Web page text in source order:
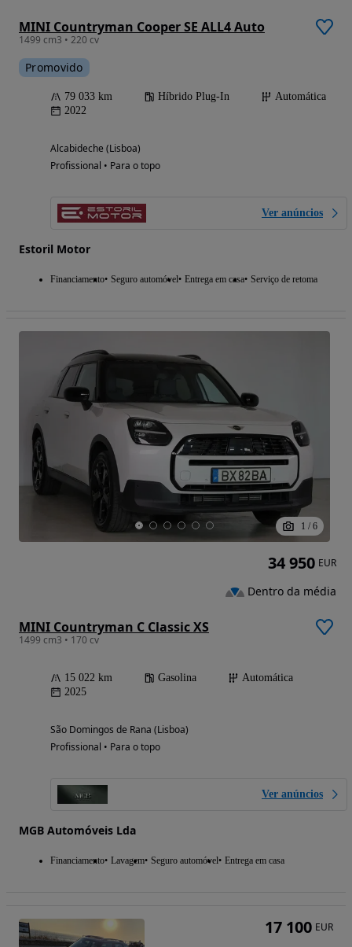
MINI Countryman Cooper SE ALL4 Auto
1499 cm3 • 220 cv
Promovido
79 033 km Híbrido Plug-In
Automática
2022
Alcabideche (Lisboa)
Profissional • Para o topo
Ver anúncios
Estoril Motor
Financiamento Seguro automóvel Entrega em casa Serviço de retoma
1 / 6
MINI Countryman C Classic XS
1499 cm3 • 170 cv
15 022 km Gasolina
Automática
2025
São Domingos de Rana (Lisboa)
Profissional • Para o topo
Ver anúncios
MGB Automóveis Lda
Financiamento Lavagem Seguro automóvel Entrega em casa
34 950 EUR
Dentro da média
17 100 EUR